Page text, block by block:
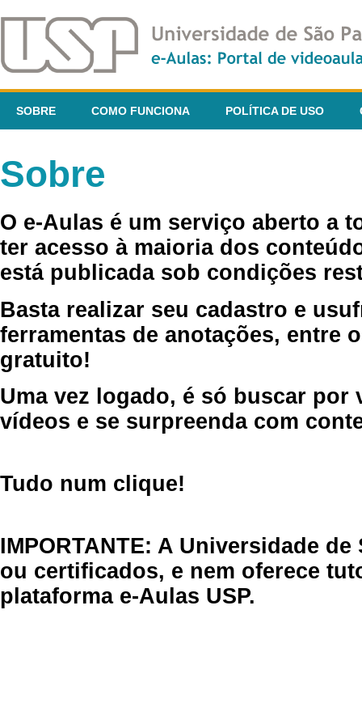
SOBRE COMO FUNCIONA POLÍTICA DE USO
Sobre
O e-Aulas é um serviço aberto a
ter acesso à maioria dos
está publicada sob condições
Basta realizar seu cadastro e
ferramentas de anotações, entre
gratuito!
Uma vez logado, é só buscar por
vídeos e se surpreenda com
Tudo num clique!
IMPORTANTE: A Universidade
ou certificados, e nem oferece
plataforma e-Aulas USP.